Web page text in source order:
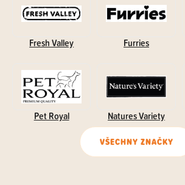
Fresh Valley Furries
Pet Royal Natures Variety
VŠECHNY ZNAČKY